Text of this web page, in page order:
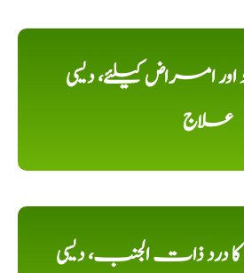
امراض کیلئے، دیسی
علاج
درد ذات الجنب، دیسی